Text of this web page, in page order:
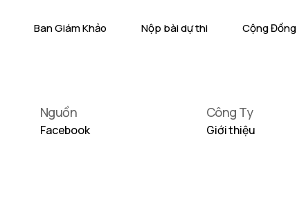
Ban Giám Khảo Nộp bài dự thi Cộng Đồng
Nguồn
Facebook
Công Ty
Giới thiệu